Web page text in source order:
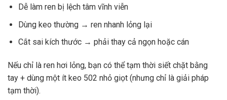
Dễ làm ren bị lệch tâm vĩnh viễn
Dùng keo thường → ren nhanh lỏng lại
Cắt sai kích thước → phải thay cả ngọn hoặc cán
Nếu chỉ là ren hơi lỏng, bạn có thể tạm thời siết chặt bằng
tay + dùng một ít keo 502 nhỏ giọt (nhưng chỉ là giải pháp
tạm thời).